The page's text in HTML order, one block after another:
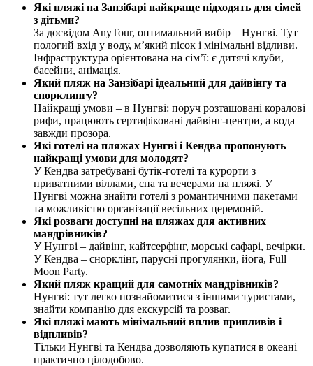
Які пляжі на Занзібарі найкраще підходять для сімей
з дітьми?
За досвідом AnyTour, оптимальний вибір – Нунгві. Тут
пологий вхід у воду, м’який пісок і мінімальні відливи.
Інфраструктура орієнтована на сім’ї: є дитячі клуби,
басейни, анімація.
Який пляж на Занзібарі ідеальний для дайвінгу та
снорклингу?
Найкращі умови – в Нунгві: поруч розташовані коралові
рифи, працюють сертифіковані дайвінг-центри, а вода
завжди прозора.
Які готелі на пляжах Нунгві і Кендва пропонують
найкращі умови для молодят?
У Кендва затребувані бутік-готелі та курорти з
приватними віллами, спа та вечерами на пляжі. У
Нунгві можна знайти готелі з романтичними пакетами
та можливістю організації весільних церемоній.
Які розваги доступні на пляжах для активних
мандрівників?
У Нунгві – дайвінг, кайтсерфінг, морські сафарі, вечірки.
У Кендва – снорклінг, парусні прогулянки, йога, Full
Moon Party.
Який пляж кращий для самотніх мандрівників?
Нунгві: тут легко познайомитися з іншими туристами,
знайти компанію для екскурсій та розваг.
Які пляжі мають мінімальний вплив припливів і
відпливів?
Тільки Нунгві та Кендва дозволяють купатися в океані
практично цілодобово.